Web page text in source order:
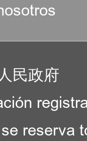
民政府
reserva